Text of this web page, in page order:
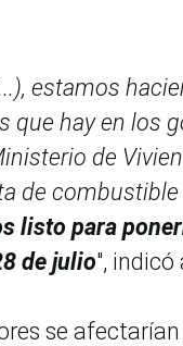
estamos
hay en los
de
de
listo para
de julio", indicó
se